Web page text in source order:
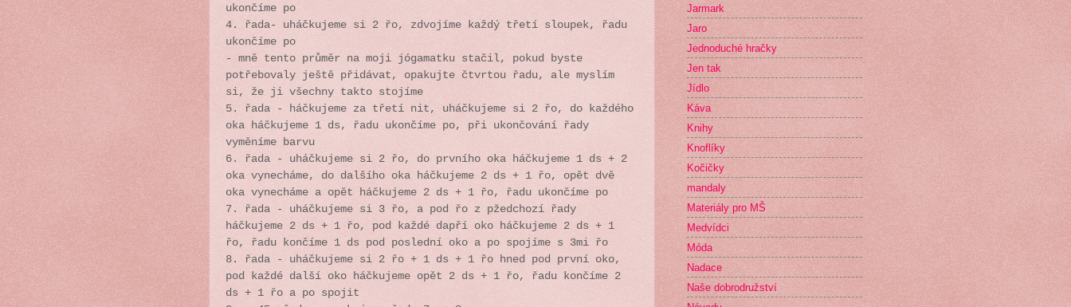
ukončíme po
4. řada- uháčkujeme si 2 řo, zdvojíme každý třetí sloupek, řadu
ukončíme po
- mně tento průměr na moji jógamatku stačil, pokud byste
potřebovaly ještě přidávat, opakujte čtvrtou řadu, ale myslím
si, že ji všechny takto stojíme
5. řada - háčkujeme za třetí nit, uháčkujeme si 2 řo, do každého
oka háčkujeme 1 ds, řadu ukončíme po, při ukončování řady
vyměníme barvu
6. řada - uháčkujeme si 2 řo, do prvního oka háčkujeme 1 ds + 2
oka vynecháme, do dalšího oka háčkujeme 2 ds + 1 řo, opět dvě
oka vynecháme a opět háčkujeme 2 ds + 1 řo, řadu ukončíme po
7. řada - uháčkujeme si 3 řo, a pod řo z pžedchozí řady
háčkujeme 2 ds + 1 řo, pod každé dapří oko háčkujeme 2 ds + 1
řo, řadu končíme 1 ds pod poslední oko a po spojíme s 3mi řo
8. řada - uháčkujeme si 2 řo + 1 ds + 1 řo hned pod první oko,
pod každé další oko háčkujeme opět 2 ds + 1 řo, řadu končíme 2
ds + 1 řo a po spojit
Jarmark
Jaro
Jednoduché hračky
Jen tak
Jídlo
Káva
Knihy
Knoflíky
Kočičky
mandaly
Materiály pro MŠ
Medvídci
Móda
Nadace
Naše dobrodružství